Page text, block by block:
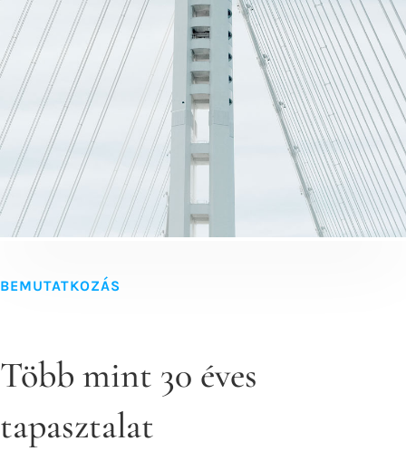
BEMUTATKOZÁS
Több mint 30 éves
tapasztalat
A Csikizo Építőipari és Kereskedelmi Kft.-t 1992-ben
alapította Csiki László okleveles építészmérnök. Kelet-
nőtte ki magát az elmúlt évek során, melyet az egyre
RÓLUNK